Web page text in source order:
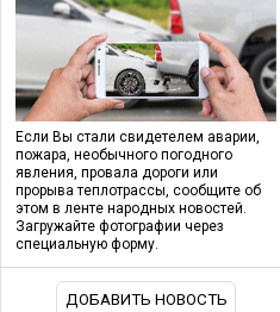
Если Вы стали свидетелем аварии,
пожара, необычного погодного
явления, провала дороги или
прорыва теплотрассы, сообщите об
этом в ленте народных новостей.
Загружайте фотографии через
специальную форму.
ДОБАВИТЬ НОВОСТЬ